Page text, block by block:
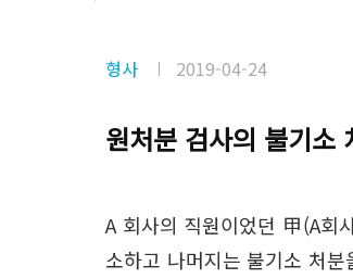
형사 2019-04-24
원처분 검사의 불기소
A 회사의 직원이었던 甲(A회
소하고 나머지는 불기소 처